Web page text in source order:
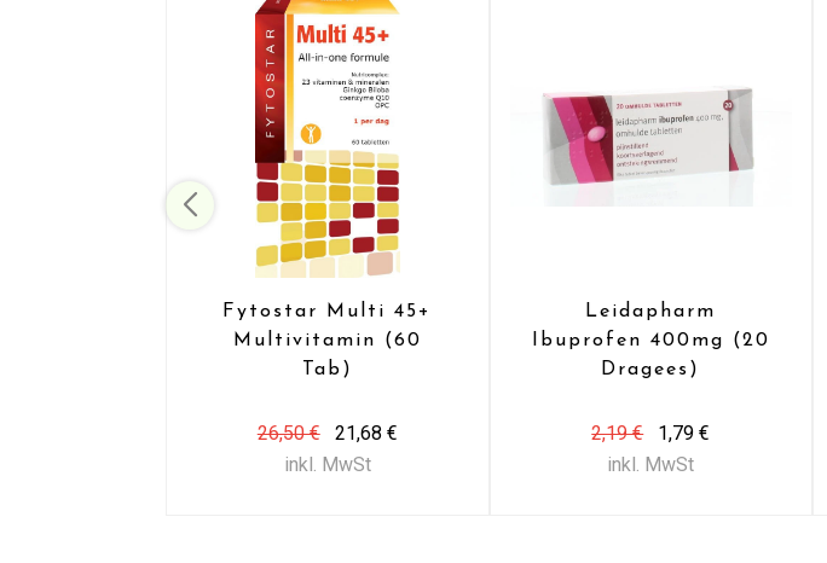
Fytostar Multi 45+
Multivitamin (60
Tab)
26,50 €
21,68 €
inkl. MwSt
Leidapharm
Ibuprofen 400mg (20
Dragees)
2,19 €
1,79 €
inkl. MwSt